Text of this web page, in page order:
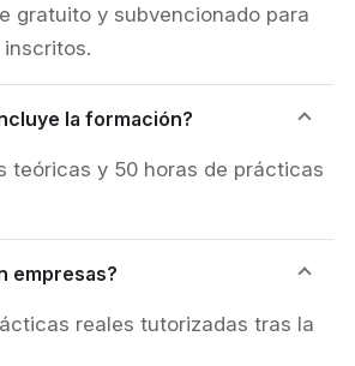
gratuito y subvencionado para
la formación?
teóricas y 50 horas de prácticas
empresas?
reales tutorizadas tras la